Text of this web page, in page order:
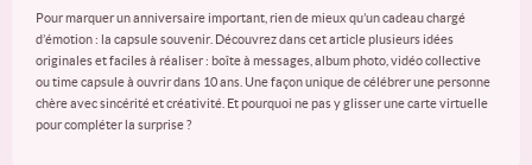
Pour marquer un anniversaire important, rien de mieux qu’un cadeau chargé
d’émotion : la capsule souvenir. Découvrez dans cet article plusieurs idées
originales et faciles à réaliser : boîte à messages, album photo, vidéo collective
ou time capsule à ouvrir dans 10 ans. Une façon unique de célébrer une personne
chère avec sincérité et créativité. Et pourquoi ne pas y glisser une carte virtuelle
pour compléter la surprise ?